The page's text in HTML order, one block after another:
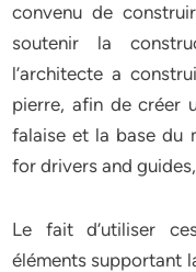
convenu de
soutenir la
l’architecte a
pierre, afin de créer
falaise et la base du
for drivers and
Le fait d’utiliser
éléments supportant